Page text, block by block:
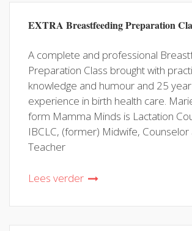
EXTRA Breastfeeding Preparation
A complete and professional
Preparation Class brought with
knowledge and humour and 25
experience in birth health care.
form Mamma Minds is Lactation
IBCLC, (former) Midwife, Counselor
Teacher
Lees verder